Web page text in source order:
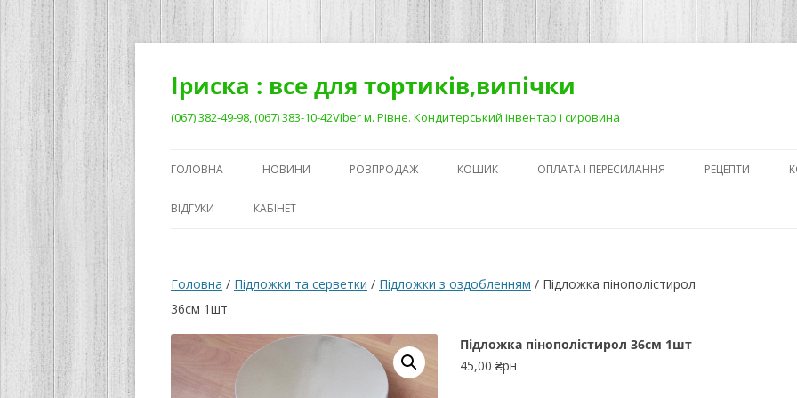
Перейти
Іриска : все для тортиків,випічки
(067) 382-49-98, (067) 383-10-42Viber м. Рівне. Кондитерський інвентар і сировина
ГОЛОВНА НОВИНИ РОЗПРОДАЖ КОШИК ОПЛАТА І ПЕРЕСИЛАННЯ РЕЦЕПТИ
АБО ЯК
ВІДГУКИ КАБІНЕТ
Головна / Підложки та серветки / Підложки з оздобленням / Підложка пінополістирол
36см 1шт
Підложка пінополістирол 36см 1шт
45,00 ₴рн